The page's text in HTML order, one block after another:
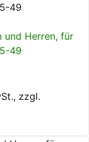
und Herren, für
49
zzgl.